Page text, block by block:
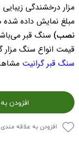
مزار درخشندگی زیبایی
مبلغ نمایش داده شده
نصب) سنگ قبر
قیمت انواع سنگ مزار
سنگ قبر گرانیت
افزودن
افزودن به علاقه